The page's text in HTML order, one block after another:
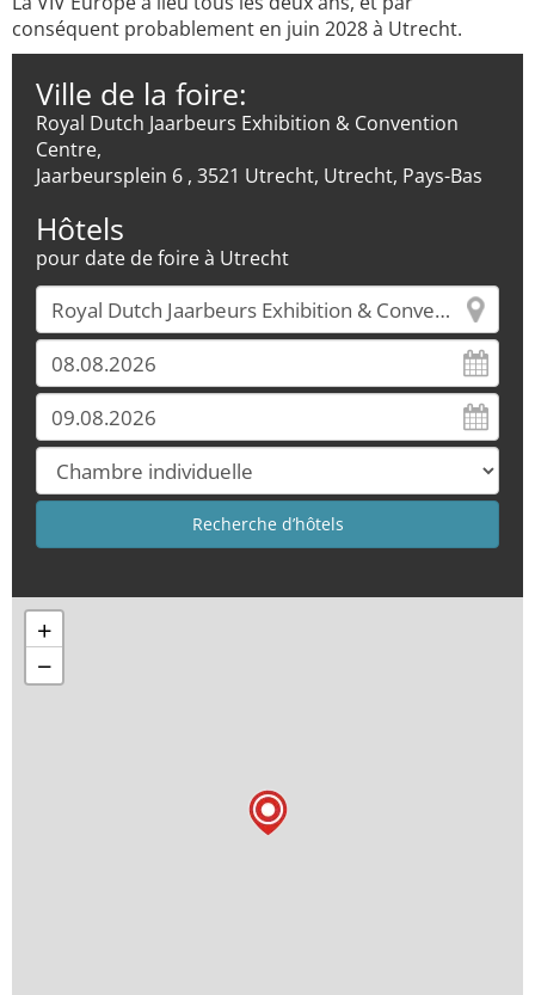
conséquent probablement en juin 2028 à Utrecht.
Ville de la foire:
Royal Dutch Jaarbeurs Exhibition & Convention
Centre,
Jaarbeursplein 6 , 3521 Utrecht, Utrecht, Pays-Bas
Hôtels
pour date de foire à Utrecht
+
−